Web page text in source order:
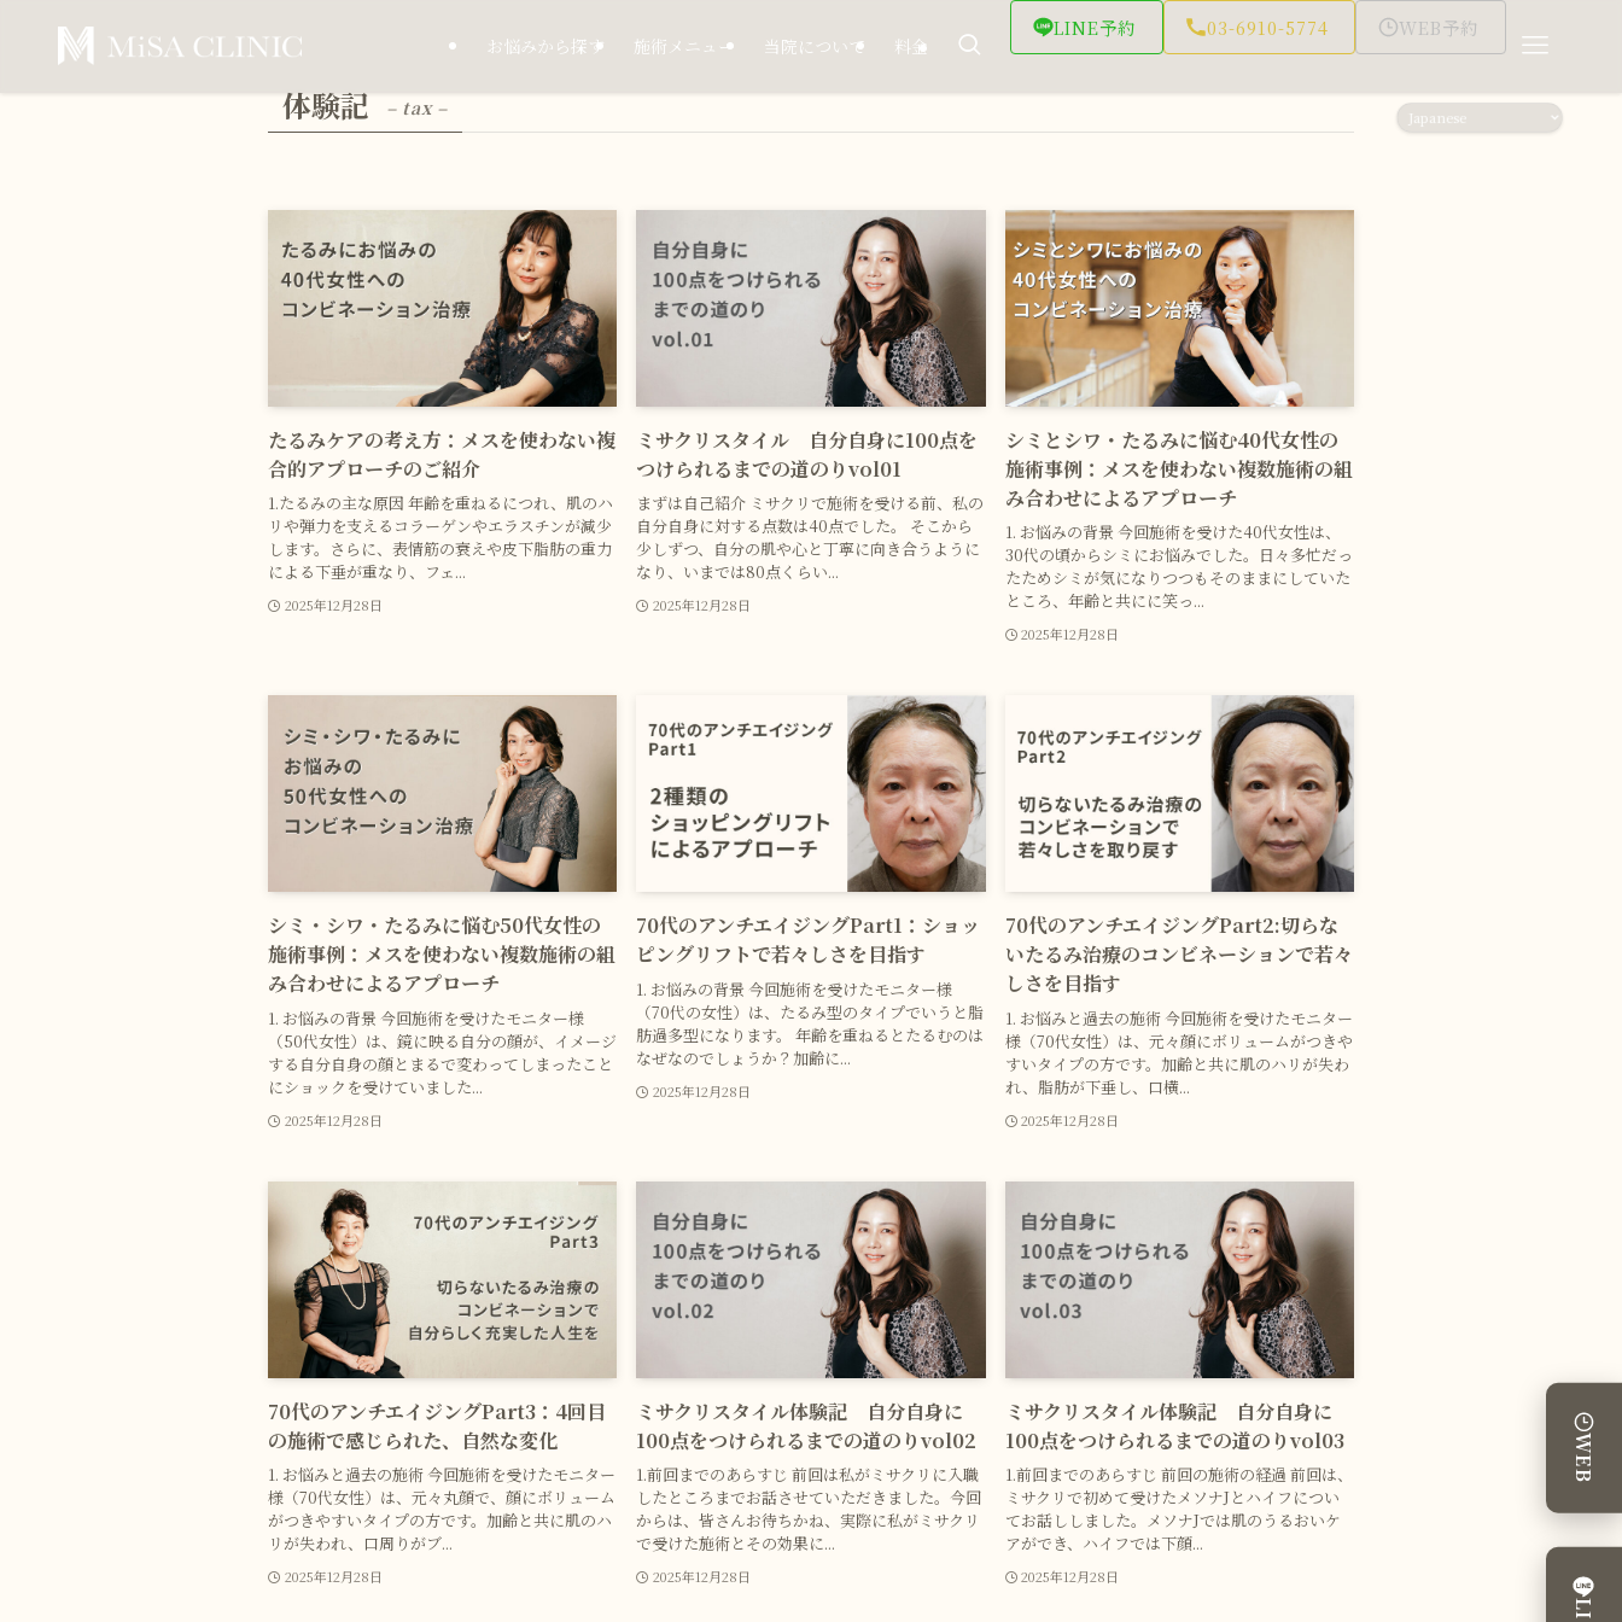
お悩みから探す 施術メニュー 当院について 料金
LINE予約 03-6910-5774 WEB予約
体験記 – tax –
たるみケアの考え方：メスを使わない複
合的アプローチのご紹介
1.たるみの主な原因 年齢を重ねるにつれ、肌のハ
リや弾力を支えるコラーゲンやエラスチンが減少
します。さらに、表情筋の衰えや皮下脂肪の重力
による下垂が重なり、フェ...
2025年12月28日
ミサクリスタイル 自分自身に100点を
つけられるまでの道のりvol01
まずは自己紹介 ミサクリで施術を受ける前、私の
自分自身に対する点数は40点でした。 そこから
少しずつ、自分の肌や心と丁寧に向き合うように
なり、いまでは80点くらい...
2025年12月28日
シミとシワ・たるみに悩む40代女性の
施術事例：メスを使わない複数施術の組
み合わせによるアプローチ
1. お悩みの背景 今回施術を受けた40代女性は、
30代の頃からシミにお悩みでした。日々多忙だっ
たためシミが気になりつつもそのままにしていた
ところ、年齢と共にに笑っ...
2025年12月28日
シミ・シワ・たるみに悩む50代女性の
施術事例：メスを使わない複数施術の組
み合わせによるアプローチ
1. お悩みの背景 今回施術を受けたモニター様
（50代女性）は、鏡に映る自分の顔が、イメージ
する自分自身の顔とまるで変わってしまったこと
にショックを受けていました...
2025年12月28日
70代のアンチエイジングPart1：ショッ
ピングリフトで若々しさを目指す
1. お悩みの背景 今回施術を受けたモニター様
（70代の女性）は、たるみ型のタイプでいうと脂
肪過多型になります。 年齢を重ねるとたるむのは
なぜなのでしょうか？加齢に...
2025年12月28日
70代のアンチエイジングPart2:切らな
いたるみ治療のコンビネーションで若々
しさを目指す
1. お悩みと過去の施術 今回施術を受けたモニター
様（70代女性）は、元々顔にボリュームがつきや
すいタイプの方です。加齢と共に肌のハリが失わ
れ、脂肪が下垂し、口横...
2025年12月28日
70代のアンチエイジングPart3：4回目
の施術で感じられた、自然な変化
1. お悩みと過去の施術 今回施術を受けたモニター
様（70代女性）は、元々丸顔で、顔にボリューム
がつきやすいタイプの方です。加齢と共に肌のハ
リが失われ、口周りがブ...
2025年12月28日
ミサクリスタイル体験記 自分自身に
100点をつけられるまでの道のりvol02
1.前回までのあらすじ 前回は私がミサクリに入職
したところまでお話させていただきました。今回
からは、皆さんお待ちかね、実際に私がミサクリ
で受けた施術とその効果に...
2025年12月28日
ミサクリスタイル体験記 自分自身に
100点をつけられるまでの道のりvol03
1.前回までのあらすじ 前回の施術の経過 前回は、
ミサクリで初めて受けたメソナJとハイフについ
てお話ししました。メソナJでは肌のうるおいケ
アができ、ハイフでは下顔...
2025年12月28日
WEB